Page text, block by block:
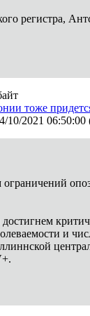
регистра,
тоже
10/2021 06:50:00
и